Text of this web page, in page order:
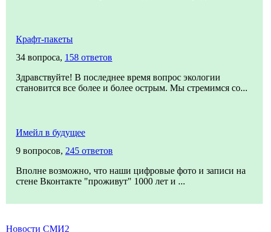
Крафт-пакеты
34 вопроса, 158 ответов
Здравствуйте! В последнее время вопрос экологии
становится все более и более острым. Мы стремимся со...
Имейл в будущее
9 вопросов, 245 ответов
Вполне возможно, что наши цифровые фото и записи на
стене Вконтакте "проживут" 1000 лет и ...
Новости СМИ2